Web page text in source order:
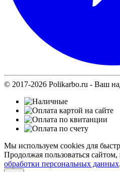
© 2017-2026 Polikarbo.ru - Ваш
Мы используем cookies для
Продолжая пользоваться
обработки персональных данных.